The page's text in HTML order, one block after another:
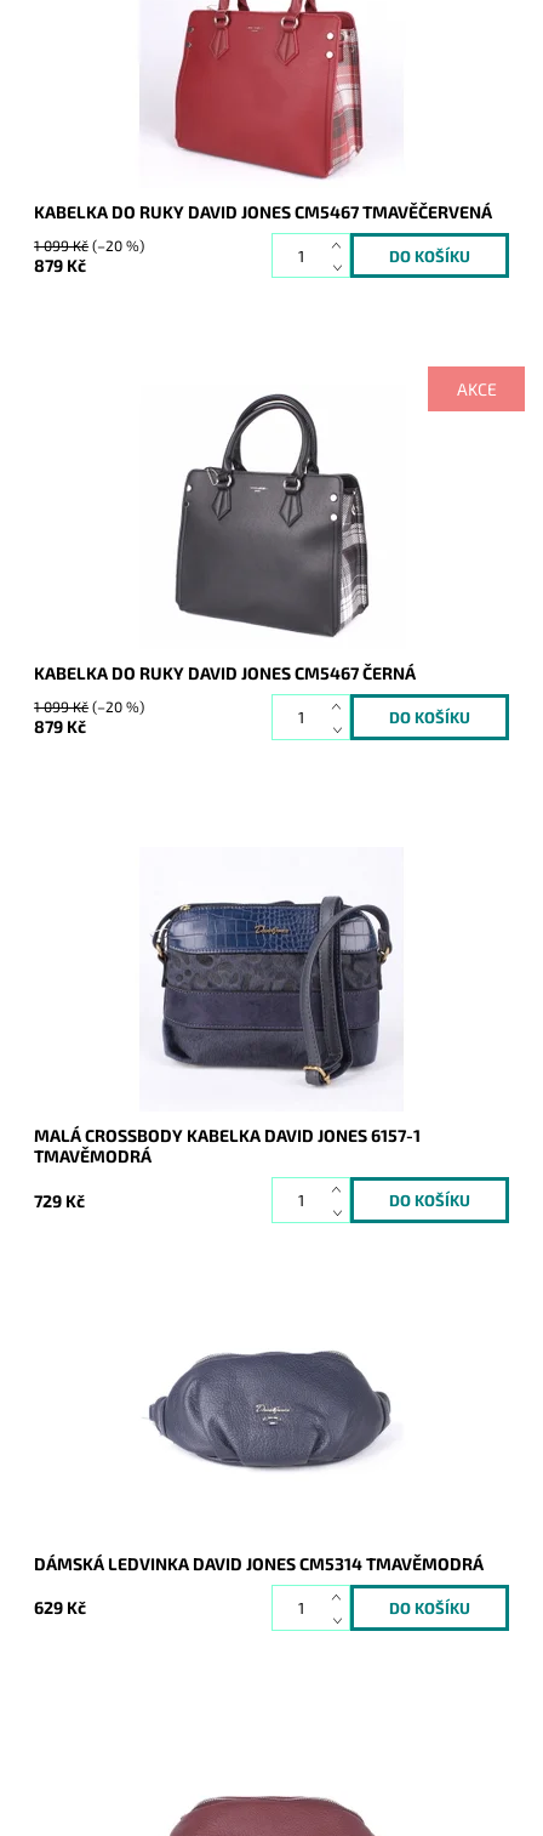
Skladem
David Jones Paris
2 roky
KABELKA DO RUKY DAVID JONES CM5467 TMAVĚČERVENÁ
1 099 Kč(–20 %)
879 Kč
AKCE
Kabelka zaujme originálními bočními stranami, které jsou
kárované. Její maximalistický vzhled ocení každá žena.
Skladem
David Jones Paris
2 roky
KABELKA DO RUKY DAVID JONES CM5467 ČERNÁ
1 099 Kč(–20 %)
879 Kč
Malá crossbody kabelka francouzské značky David Jones je
vhodná ke každodennímu nošení. Vejde se do ní vše potřebné.
Skladem
7686
David Jones Paris
2 roky
MALÁ CROSSBODY KABELKA DAVID JONES 6157-1
TMAVĚMODRÁ
729 Kč
Skladem
7881
David Jones Paris
2 roky
DÁMSKÁ LEDVINKA DAVID JONES CM5314 TMAVĚMODRÁ
629 Kč
Ledvinka nejen pro nejmladší zákaznice.